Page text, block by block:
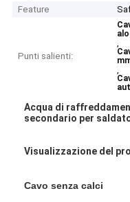
Feature
Punti salienti:
,
,
Acqua di
secondario per
Visualizzazione del
Cavo senza calci